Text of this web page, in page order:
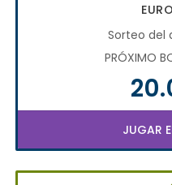
Sorteo del
PRÓXIMO
JUGAR